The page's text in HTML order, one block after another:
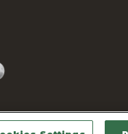
du site Contactez-